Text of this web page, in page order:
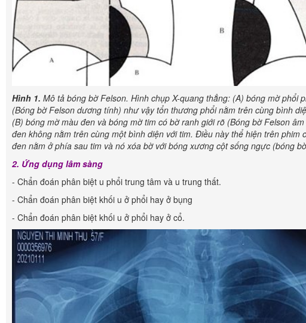
Hình 1. Mô tả bóng bờ Felson. Hình chụp X-quang thẳng: (A) bóng mờ phổi
(Bóng bờ Felson dương tính) như vậy tổn thương phổi nằm trên cùng bình
(B) bóng mờ màu đen và bóng mờ tim có bờ ranh giới rõ (Bóng bờ Felson
đen không nằm trên cùng một bình diện với tim. Điều này thể hiện trên phim
đen nằm ở phía sau tim và nó xóa bờ với bóng xương cột sống ngực (bóng
2. Ứng dụng lâm sàng
- Chẩn đoán phân biệt u phổi trung tâm và u trung thất.
- Chẩn đoán phân biệt khối u ở phổi hay ở bụng
- Chẩn đoán phân biệt khối u ở phổi hay ở cổ.